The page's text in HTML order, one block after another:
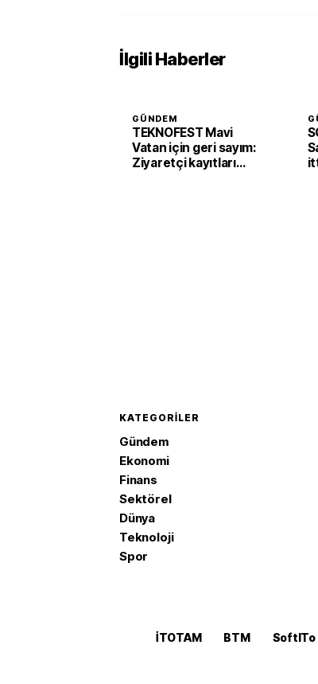
İlgili Haberler
GÜNDEM
TEKNOFEST Mavi
Vatan için geri sayım:
Ziyaretçi kayıtları
KATEGORILER
Gündem
Ekonomi
Finans
Sektörel
Dünya
Teknoloji
Spor
İTOTAM BTM SoftITo